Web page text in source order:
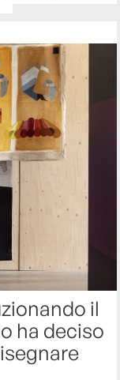
il
ha deciso